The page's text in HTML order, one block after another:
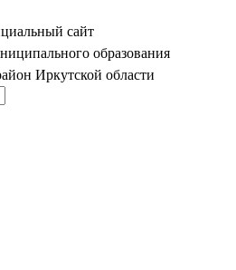
сайт
образования
Иркутской области